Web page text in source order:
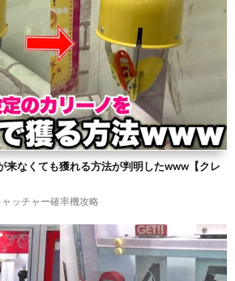
来なくても獲れる方法が判明したwww【クレ
ッチャー確率機攻略